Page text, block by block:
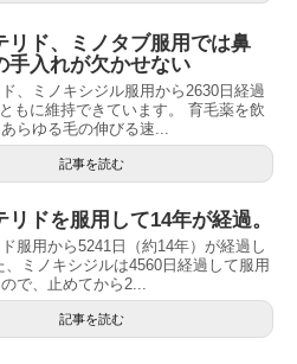
リド、ミノタブ服用では鼻
手入れが欠かせない
、ミノキシジル服用から2630日経過
もに維持できています。 育毛薬を飲
らゆる毛の伸びる速...
記事を読む
リドを服用して14年が経過。
服用から5241日（約14年）が経過し
、ミノキシジルは4560日経過して服用
で、止めてから2...
記事を読む